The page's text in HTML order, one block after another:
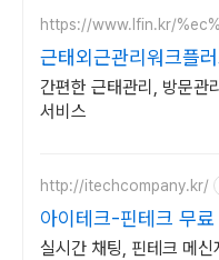
https://www.lfin.kr/
근태외근관리워크플
간편한 근태관리, 방문관
서비스
http://itechcompany.kr/
아이테크-핀테크 무료
실시간 채팅, 핀테크 메신